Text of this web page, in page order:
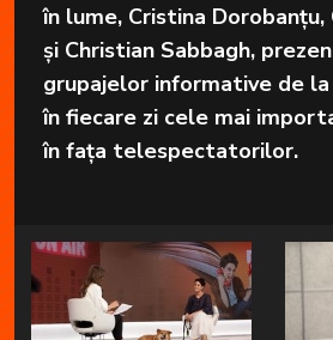
în lume, Cristina Dorobanțu,
și Christian Sabbagh,
grupajelor informative de la
în fiecare zi cele mai
în fața telespectatorilor.